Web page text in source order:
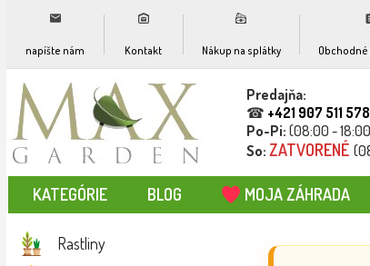
napíšte nám Kontakt Nákup na splátky
Predajňa:
☎ +421 907 511 578
Po-Pi: (08:00 -
So: ZATVORENÉ
KATEGÓRIE BLOG MOJA ZÁHRADA
Rastliny